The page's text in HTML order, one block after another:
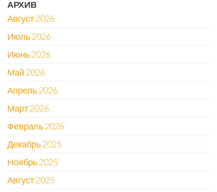
АРХИВ
Август 2026
Июль 2026
Июнь 2026
Май 2026
Апрель 2026
Март 2026
Февраль 2026
Декабрь 2025
Ноябрь 2025
Август 2025